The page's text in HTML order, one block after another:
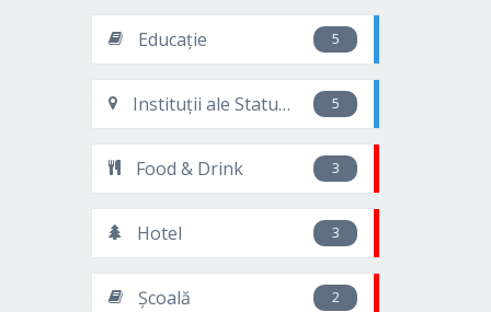
Educație 5
Instituții ale Statului 5
Food & Drink 3
Hotel 3
Școală 2